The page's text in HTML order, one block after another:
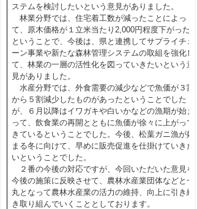
ステムを検討したいという意見がありました。
林業分野では、住宅着工数が減ったことによっ
て、原木価格が１立米当たり2,000円程度下がった
ということで、今後は、県と連携してサプライチェ
ーン事業や新たな森林管理システムの取組を強化し
て、林業の一層の活性化を図っていきたいという意
見がありました。
水産分野では、外食需要の減少などで魚価が３割
から５割減少したものがあったということでした
が、６月以降はイワガキや白いかなどの漁期が始ま
って、飲食業の再開とともに魚価が徐々に上がって
きているということでした。今後、松葉ガニ漁が始
まる冬に向けて、早めに販売促進を仕掛けていきた
いということでした。
２番の今後の対応ですが、今回いただいた意見を
今後の施策に反映させて、農林水産業団体などと一
丸となって農林水産業の活力の維持、向上に引き続
き取り組んでいくこととしております。